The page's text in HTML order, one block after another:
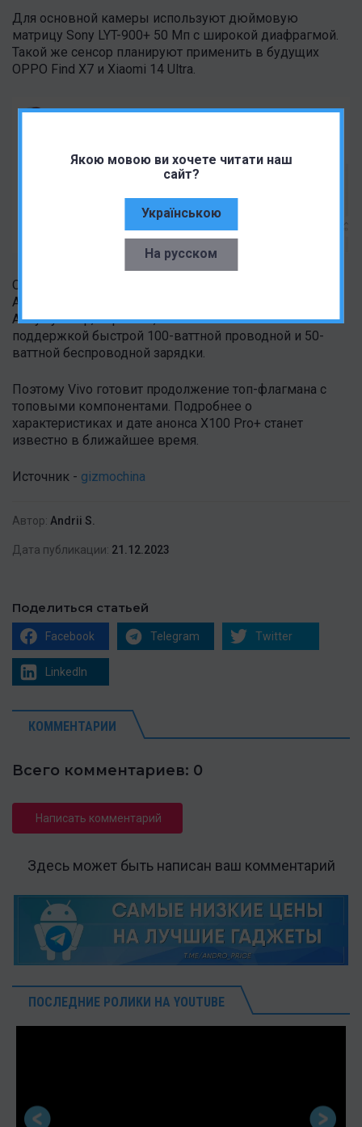
Якою мовою ви хочете читати наш
сайт?
Українською
На русском
Для основной камеры используют дюймовую
матрицу Sony LYT-900+ 50 Мп с широкой диафрагмой.
Такой же сенсор планируют применить в будущих
OPPO Find X7 и Xiaomi 14 Ultra.
Ожидается, что Vivo X100 Pro+ будет работать на ОС
Android 14 с фирменной оболочкой Origin OS 4.
Аккумулятор, вероятно, составит 5400 мАч с
поддержкой быстрой 100-ваттной проводной и 50-
ваттной беспроводной зарядки.
Поэтому Vivo готовит продолжение топ-флагмана с
топовыми компонентами. Подробнее о
характеристиках и дате анонса X100 Pro+ станет
известно в ближайшее время.
Источник - gizmochina
Автор: Andrii S.
Дата публикации: 21.12.2023
Поделиться статьей
Facebook Telegram Twitter
LinkedIn
КОММЕНТАРИИ
Всего комментариев: 0
Написать комментарий
Здесь может быть написан ваш комментарий
ПОСЛЕДНИЕ РОЛИКИ НА YOUTUBE